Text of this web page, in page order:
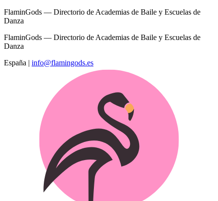
FlaminGods — Directorio de Academias de Baile y Escuelas de
Danza
FlaminGods — Directorio de Academias de Baile y Escuelas de
Danza
España | info@flamingods.es